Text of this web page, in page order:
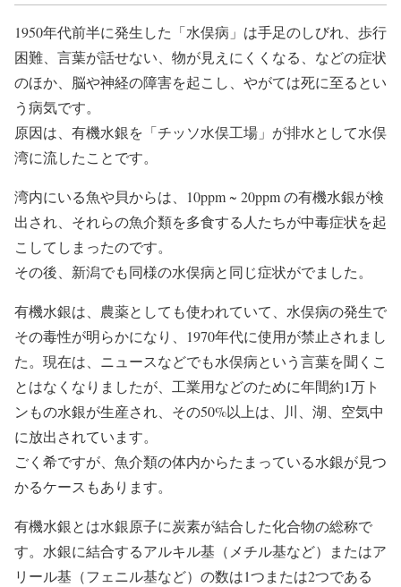
1950年代前半に発生した「水俣病」は手足のしびれ、歩行
困難、言葉が話せない、物が見えにくくなる、などの症状
のほか、脳や神経の障害を起こし、やがては死に至るとい
う病気です。
原因は、有機水銀を「チッソ水俣工場」が排水として水俣
湾に流したことです。
湾内にいる魚や貝からは、10ppm ~ 20ppm の有機水銀が検
出され、それらの魚介類を多食する人たちが中毒症状を起
こしてしまったのです。
その後、新潟でも同様の水俣病と同じ症状がでました。
有機水銀は、農薬としても使われていて、水俣病の発生で
その毒性が明らかになり、1970年代に使用が禁止されまし
た。現在は、ニュースなどでも水俣病という言葉を聞くこ
とはなくなりましたが、工業用などのために年間約1万ト
ンもの水銀が生産され、その50%以上は、川、湖、空気中
に放出されています。
ごく希ですが、魚介類の体内からたまっている水銀が見つ
かるケースもあります。
有機水銀とは水銀原子に炭素が結合した化合物の総称で
す。 水銀に結合するアルキル基（メチル基など）またはア
リール基（フェニル基など）の数は1つまたは2つである